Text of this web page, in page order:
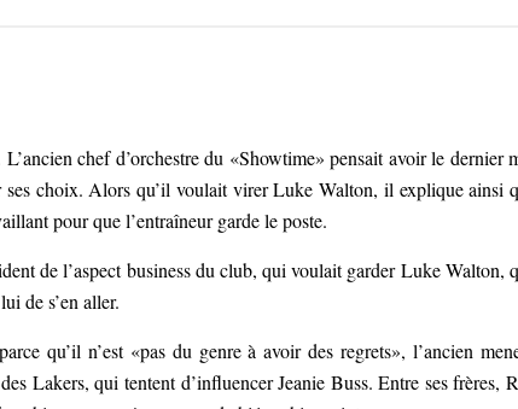
chef d’orchestre du «Showtime» pensait avoir le dernier
choix. Alors qu’il voulait virer Luke Walton, il explique ainsi
pour que l’entraîneur garde le poste.
de l’aspect business du club, qui voulait garder Luke Walton,
de s’en aller.
qu’il n’est «pas du genre à avoir des regrets», l’ancien
Lakers, qui tentent d’influencer Jeanie Buss. Entre ses frères,